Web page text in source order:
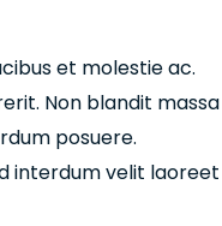
et molestie ac.
Non blandit massa
posuere.
interdum velit laoreet